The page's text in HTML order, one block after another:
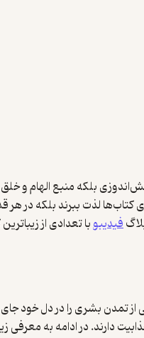
بلکه منبع الهام و
لذت ببرند بلکه در هر
فیدیبوبا تعدادی از
از تمدن بشری را در دل خود
دارند. در ادامه به معرفی